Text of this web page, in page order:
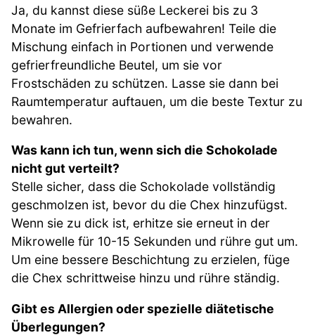
Ja, du kannst diese süße Leckerei bis zu 3
Monate im Gefrierfach aufbewahren! Teile die
Mischung einfach in Portionen und verwende
gefrierfreundliche Beutel, um sie vor
Frostschäden zu schützen. Lasse sie dann bei
Raumtemperatur auftauen, um die beste Textur zu
bewahren.
Was kann ich tun, wenn sich die Schokolade
nicht gut verteilt?
Stelle sicher, dass die Schokolade vollständig
geschmolzen ist, bevor du die Chex hinzufügst.
Wenn sie zu dick ist, erhitze sie erneut in der
Mikrowelle für 10-15 Sekunden und rühre gut um.
Um eine bessere Beschichtung zu erzielen, füge
die Chex schrittweise hinzu und rühre ständig.
Gibt es Allergien oder spezielle diätetische
Überlegungen?